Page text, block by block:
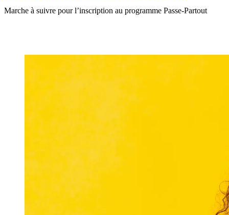
Marche à suivre pour l’inscription au programme Passe-Partout